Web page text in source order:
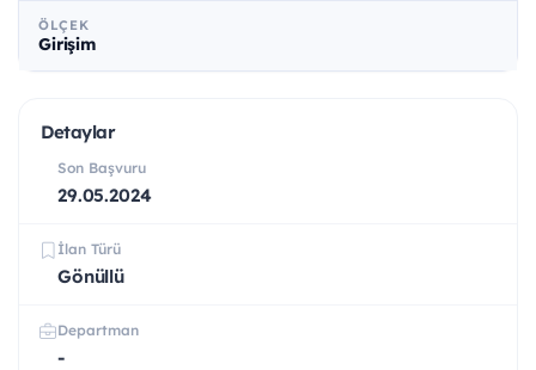
ÖLÇEK
Girişim
Detaylar
Son Başvuru
29.05.2024
İlan Türü
Gönüllü
Departman
-